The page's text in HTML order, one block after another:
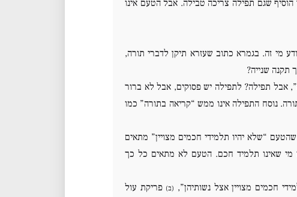
שגם תפילה צריכה טבילה. אבל הטעם אינו
מי זה. בגמרא כתוב שעזרא תיקן לדברי תורה,
שנייה?
אבל תפילה? לתפילה יש פסוקים, אבל לא ברור
נוסח התפילה אינו ממש “קריאה בתורה” כמו
“שלא יהיו תלמידי חכמים מצויין” מתאים
מי שאינו תלמיד חכם. הטעם לא מתאים כל כך
חכמים מצויין אצל נשותיהן”, (ב) פריקת עול